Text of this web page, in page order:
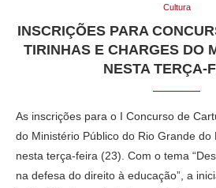
Cultura
INSCRIÇÕES PARA
TIRINHAS E CHARGES DO
NESTA TERÇA-
As inscrições para o I Concurso de
do Ministério Público do Rio Grande do
nesta terça-feira (23). Com o tema
na defesa do direito à educação”, a